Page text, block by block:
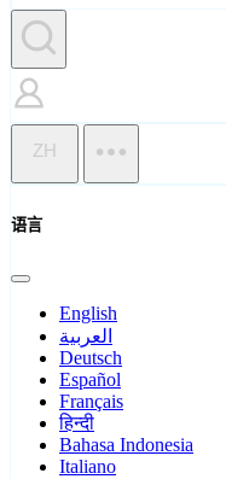
ZH
语言
English
العربية
Deutsch
Español
Français
हिन्दी
Bahasa Indonesia
Italiano